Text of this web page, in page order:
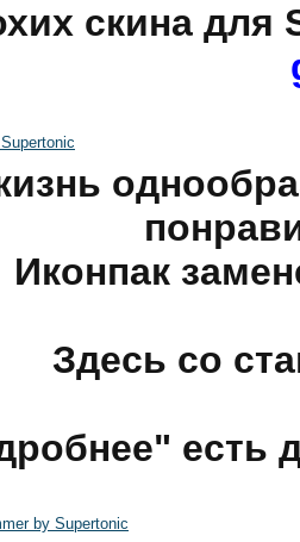
скина для
Иконпак
Здесь со
есть
by Supertonic